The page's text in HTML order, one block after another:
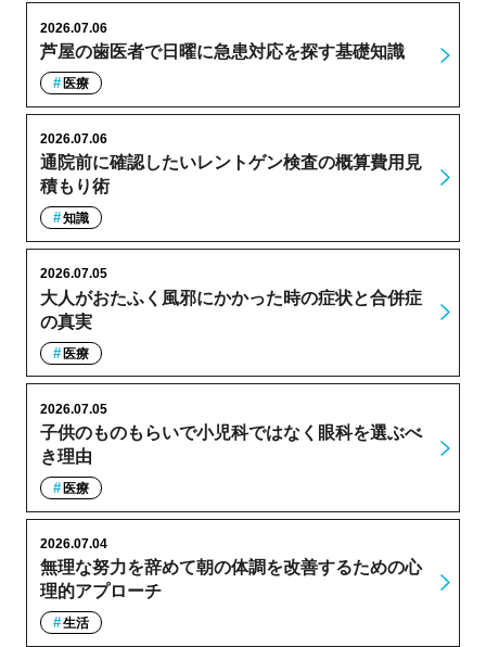
芦屋の歯医者で日曜に急患対応を探す基礎知識
2026.07.06
医療
通院前に確認したいレントゲン検査の概算費用見
積もり術
2026.07.06
知識
大人がおたふく風邪にかかった時の症状と合併症
の真実
2026.07.05
医療
子供のものもらいで小児科ではなく眼科を選ぶべ
き理由
2026.07.05
医療
無理な努力を辞めて朝の体調を改善するための心
理的アプローチ
2026.07.04
生活